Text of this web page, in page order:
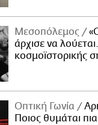
Μεσοπόλεμος
άρχισε να
κοσμοϊστορικής
Οπτική Γωνία
Ποιος θυμάται